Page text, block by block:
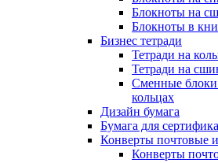
Блокноты на
Блокноты в
Бизнес тетради
Тетради на
Тетради на
Сменные блоки
кольцах
Дизайн бумага
Бумага для
Конверты почтовые
Конверты